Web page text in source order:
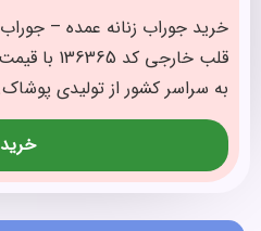
خرید جوراب زنانه عمده – جوراب
به سراسر کشور از تولیدی
خرید